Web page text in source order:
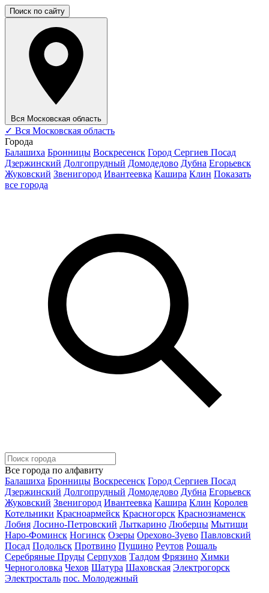
Поиск по сайту
Вся Московская область
✓ Вся Московская область
Города
Балашиха Бронницы Воскресенск Город Сергиев Посад
Дзержинский Долгопрудный Домодедово Дубна Егорьевск
Жуковский Звенигород Ивантеевка Кашира Клин Показать
все города
Все города по алфавиту
Балашиха Бронницы Воскресенск Город Сергиев Посад
Дзержинский Долгопрудный Домодедово Дубна Егорьевск
Жуковский Звенигород Ивантеевка Кашира Клин Королев
Котельники Красноармейск Красногорск Краснознаменск
Лобня Лосино-Петровский Лыткарино Люберцы Мытищи
Наро-Фоминск Ногинск Озеры Орехово-Зуево Павловский
Посад Подольск Протвино Пущино Реутов Рошаль
Серебряные Пруды Серпухов Талдом Фрязино Химки
Черноголовка Чехов Шатура Шаховская Электрогорск
Электросталь пос. Молодежный